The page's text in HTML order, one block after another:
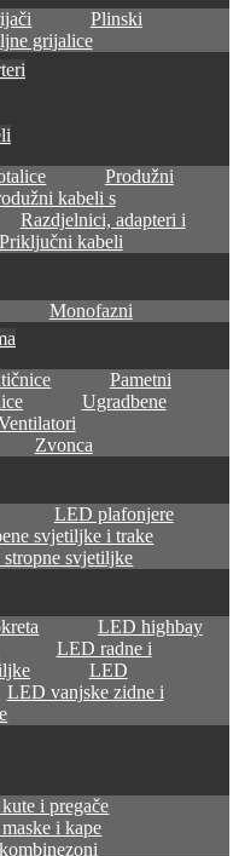
Plinski
grijalice
Produžni
kabeli s
Razdjelnici, adapteri i
Priključni kabeli
Monofazni
Pametni
Ugradbene
Zvonca
LED plafonjere
svjetiljke i trake
svjetiljke
LED highbay
LED radne i
LED
LED vanjske zidne i
i pregače
i kape